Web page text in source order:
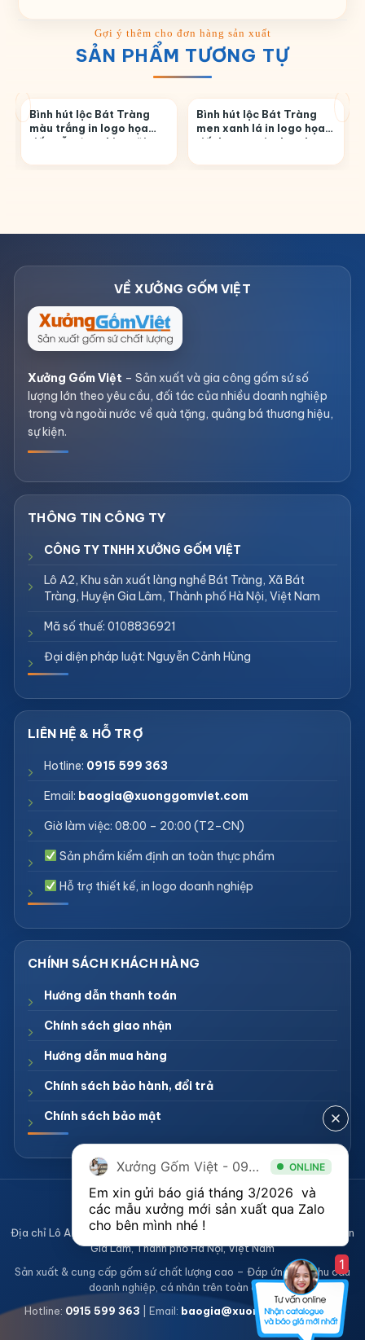
SẢN PHẨM TƯƠNG TỰ
Bình hút lộc Bát Tràng
màu trắng in logo họa
tiết mẫu đơn chim trĩ in
Bình hút lộc Bát Tràng
men xanh lá in logo họa
tiết hoa sen in decal
Xưởng Gốm Việt – Sản xuất và gia công gốm sứ số
lượng lớn theo yêu cầu, đối tác của nhiều doanh nghiệp
trong và ngoài nước về quà tặng, quảng bá thương hiệu,
sự kiện.
CÔNG TY TNHH XƯỞNG GỐM VIỆT
Lô A2, Khu sản xuất làng nghề Bát Tràng, Xã Bát
Tràng, Huyện Gia Lâm, Thành phố Hà Nội, Việt Nam
Mã số thuế: 0108836921
Đại diện pháp luật: Nguyễn Cảnh Hùng
Hotline: 0915 599 363
Email: baogia@xuonggomviet.com
Giờ làm việc: 08:00 – 20:00 (T2–CN)
Sản phẩm kiểm định an toàn thực phẩm
Hỗ trợ thiết kế, in logo doanh nghiệp
Hướng dẫn thanh toán
Chính sách giao nhận
Hướng dẫn mua hàng
Chính sách bảo hành, đổi trả
Chính sách bảo mật
CÔNG TY TNHH XƯỞNG GỐM VIỆT
Mã số thuế 0108836921
Địa chỉ Lô A2, Khu sản xuất làng nghề Bát Tràng, Xã Bát Tràng, Huyện
Gia Lâm, Thành phố Hà Nội, Việt Nam
Sản xuất & cung cấp gốm sứ chất lượng cao – Đáp ứng mọi nhu cầu
doanh nghiệp, cá nhân trên toàn quốc
Hotline: 0915 599 363 | Email: baogia@xuonggomviet.com
Xưởng Gốm Việt - 094.1900.823 ONLINE
Em xin gửi báo giá tháng 3/2026  và
các mẫu xưởng mới sản xuất qua Zalo
cho bên mình nhé !
1